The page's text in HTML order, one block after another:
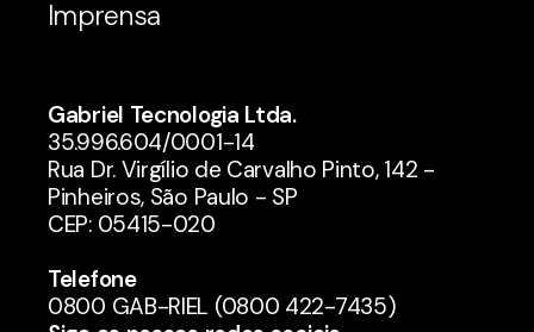
Imprensa
Gabriel Tecnologia Ltda.
35.996.604/0001-14
Rua Dr. Virgílio de Carvalho Pinto, 142 -
Pinheiros, São Paulo - SP
CEP: 05415-020
Telefone
0800 GAB-RIEL (0800 422-7435)